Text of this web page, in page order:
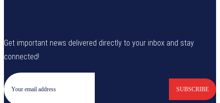
Get important news delivered directly to your inbox and stay
connected!
SUBSCRIBE